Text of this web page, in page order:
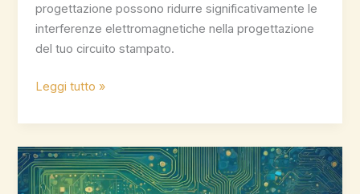
progettazione possono ridurre significativamente le
interferenze elettromagnetiche nella progettazione
del tuo circuito stampato.
3
di
progettazione
essenziali
per
Leggi tutto »